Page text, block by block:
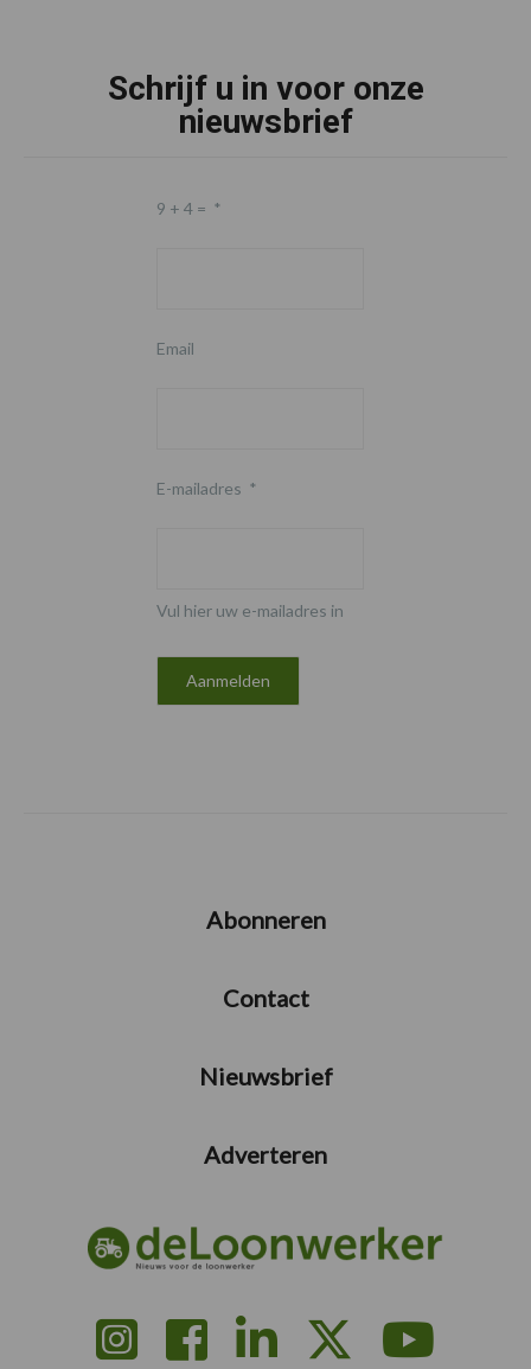
Schrijf u in voor onze
nieuwsbrief
9 + 4 = *
Email
E-mailadres *
Vul hier uw e-mailadres in
Abonneren
Contact
Nieuwsbrief
Adverteren